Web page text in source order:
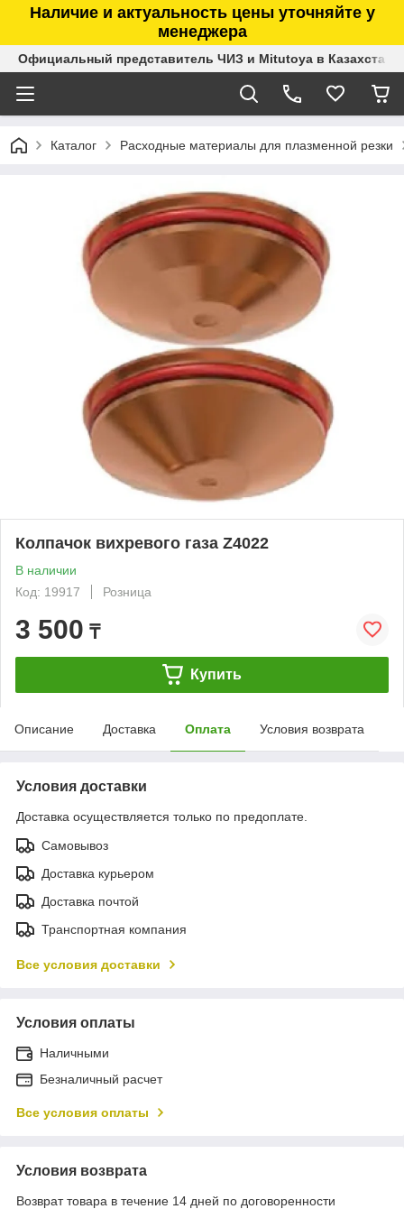
Наличие и актуальность цены уточняйте у
менеджера
Официальный представитель ЧИЗ и Mitutoya в Казахстане
Каталог Расходные материалы для плазменной резки
Колпачок вихревого газа Z4022
В наличии
Код: 19917
Розница
3 500 ₸
Купить
Описание Доставка Оплата Условия возврата
Условия доставки
Доставка осуществляется только по предоплате.
Самовывоз
Доставка курьером
Доставка почтой
Транспортная компания
Все условия доставки
Условия оплаты
Наличными
Безналичный расчет
Все условия оплаты
Условия возврата
Возврат товара в течение 14 дней по договоренности